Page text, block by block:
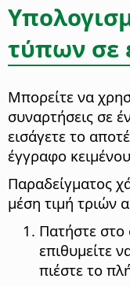
τύπων σε
Μπορείτε να
συναρτήσεις σε
εισάγετε το
έγγραφο
Παραδείγματος
μέση τιμή τριών
Πατήστε
επιθυμείτε
πιέστε το